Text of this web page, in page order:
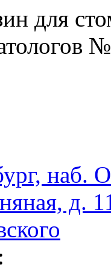
для
наб.
д.